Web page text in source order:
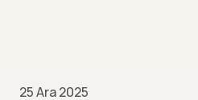
25 Ara 2025